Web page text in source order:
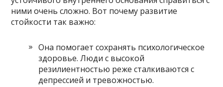
ними очень сложно. Вот почему развитие
стойкости так важно:
Она помогает сохранять психологическое
здоровье. Люди с высокой
резилиентностью реже сталкиваются с
депрессией и тревожностью.